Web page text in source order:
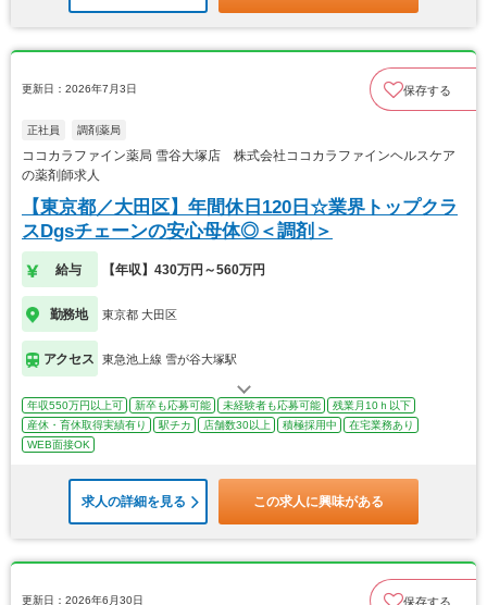
更新日：2026年7月3日 保存する
正社員 調剤薬局
ココカラファイン薬局 雪谷大塚店 株式会社ココカラファインヘルスケア
の薬剤師求人
【東京都／大田区】年間休日120日☆業界トップクラ
スDgsチェーンの安心母体◎＜調剤＞
給与 【年収】430万円～560万円
勤務地 東京都 大田区
アクセス 東急池上線 雪が谷大塚駅
年収550万円以上可 新卒も応募可能 未経験者も応募可能
残業月10ｈ以下
産休・育休取得実績有り
駅チカ 店舗数30以上 積極採用中
在宅業務あり
WEB面接OK
求人の詳細を見る この求人に興味がある
更新日：2026年6月30日 保存する